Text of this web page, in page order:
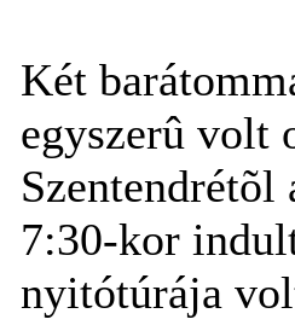
Két
egyszerû volt
Szentendrétõl
7:30-kor
nyitótúrája